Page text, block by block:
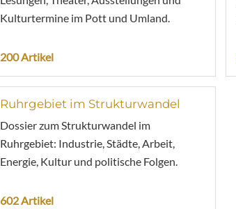
Kulturtermine im Pott und Umland.
200 Artikel
Ruhrgebiet im Strukturwandel
Dossier zum Strukturwandel im
Ruhrgebiet: Industrie, Städte, Arbeit,
Energie, Kultur und politische Folgen.
602 Artikel